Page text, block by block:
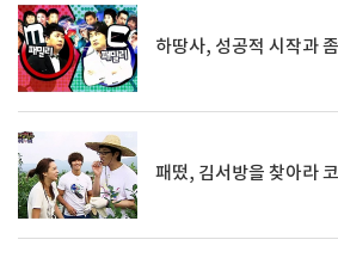
하땅사, 성공적 시작과
패떴, 김서방을 찾아라